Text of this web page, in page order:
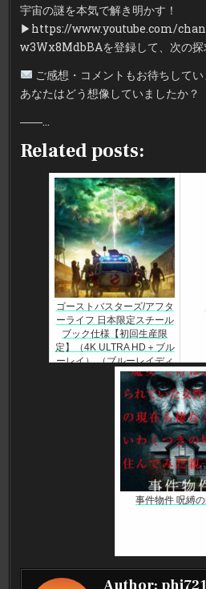
宇宙の謎を本気で解き明かす！
▶︎https://www.youtube.com/
w3Wx8MdbBAを登録して、次の探
ご感想・コメントもお待ちしてい
あなたはどう想像していましたか？
――…
Related posts:
ゴーストバスターズ/アフタ
ーライフ 日本限定スチール
ブック仕様【初回生産限
定】（4K ULTRA HD＋ブル
ーレイ） （ブルーレイディ
スク）
事件物件 呪縛
Author: